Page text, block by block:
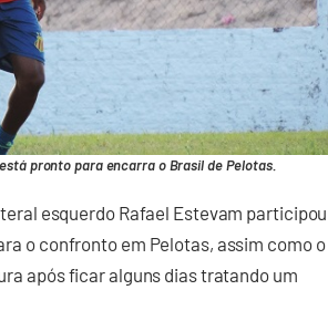
pronto para encarra o Brasil de Pelotas.
esquerdo Rafael Estevam participou
o confronto em Pelotas, assim como o
após ficar alguns dias tratando um